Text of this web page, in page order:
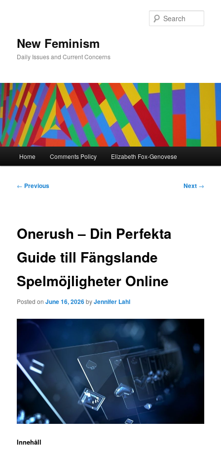
New Feminism
Daily Issues and Current Concerns
Home Comments Policy Elizabeth Fox-Genovese
Post
← Previous Next →
Onerush – Din Perfekta
Guide till Fängslande
Spelmöjligheter Online
Posted onJune 16, 2026byJennifer Lahl
Innehåll